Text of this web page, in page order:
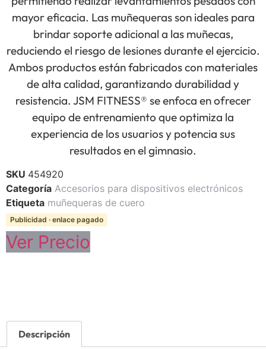
mayor eficacia. Las muñequeras son ideales para
brindar soporte adicional a las muñecas,
reduciendo el riesgo de lesiones durante el ejercicio.
Ambos productos están fabricados con materiales
de alta calidad, garantizando durabilidad y
resistencia. JSM FITNESS® se enfoca en ofrecer
equipo de entrenamiento que optimiza la
experiencia de los usuarios y potencia sus
resultados en el gimnasio.
SKU 454920
Categoría Accesorios para dispositivos electrónicos
Etiqueta muñequeras de cuero
Publicidad · enlace pagado
Ver Precio
Descripción